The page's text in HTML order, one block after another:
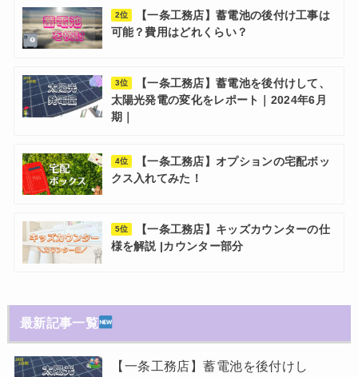
2位
【一条工務店】蓄電池の後付け工事は
可能？費用はどれくらい？
3位
【一条工務店】蓄電池を後付けして、
太陽光発電の変化をレポート｜2024年6月
期｜
4位
【一条工務店】オプションの宅配ボッ
クス入れてみた！
5位
【一条工務店】キッズカウンターの仕
様を解説 |カウンター部分
最新記事一覧
【一条工務店】蓄電池を後付けし